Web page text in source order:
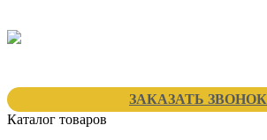
ЗАКАЗАТЬ ЗВОНОК
Каталог товаров